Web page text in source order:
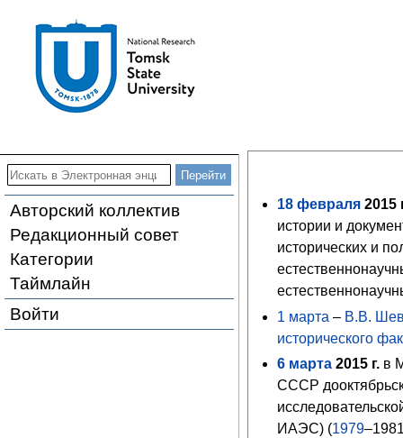
Авторский коллектив
Редакционный совет
Категории
Таймлайн
Войти
18 февраля 2015
истории и
исторических и
1 марта – В.В.
исторического
6 марта 2015 г. в
СССР
ИАЭС) (1979